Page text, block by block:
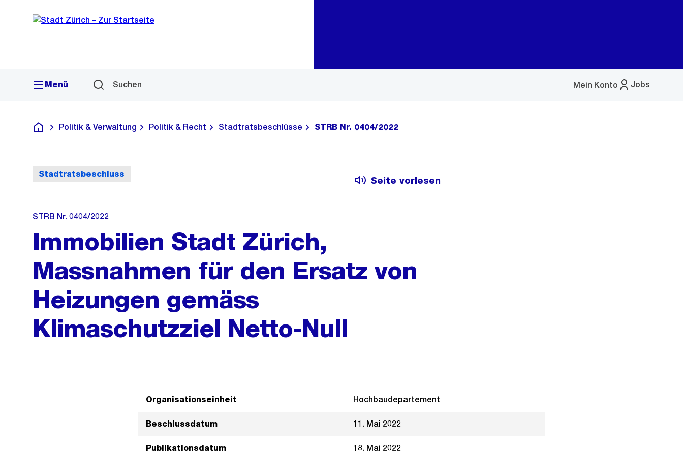
Navigation
Sprunglink
Menü Suchen Jobs
Mein Konto
Menü
Deutsch
Politik & Verwaltung Politik & Recht Stadtratsbeschlüsse STRB Nr. 0404/2022
Stadtratsbeschluss
Seite vorlesen
STRB Nr. 0404/2022
Immobilien Stadt Zürich,
Massnahmen für den Ersatz von
Heizungen gemäss
Klimaschutzziel Netto-Null
Organisationseinheit Hochbaudepartement
Beschlussdatum 11. Mai 2022
Publikationsdatum 18. Mai 2022